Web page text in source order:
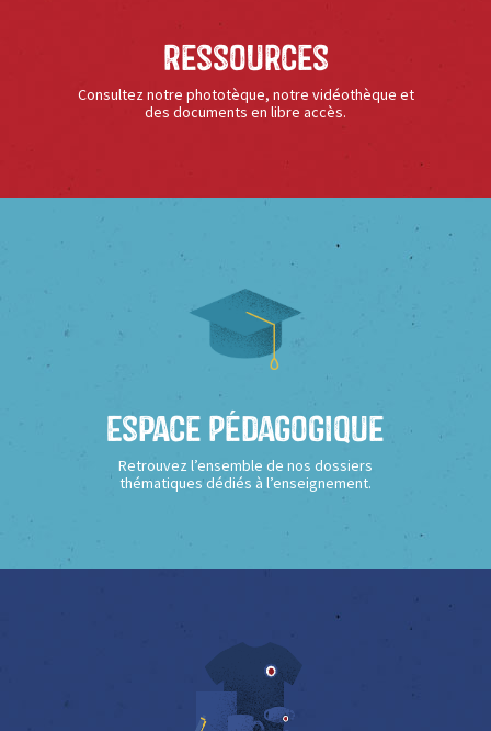
Ressources
Consultez notre phototèque, notre vidéothèque et
des documents en libre accès.
Espace Pédagogique
Retrouvez l’ensemble de nos dossiers
thématiques dédiés à l’enseignement.